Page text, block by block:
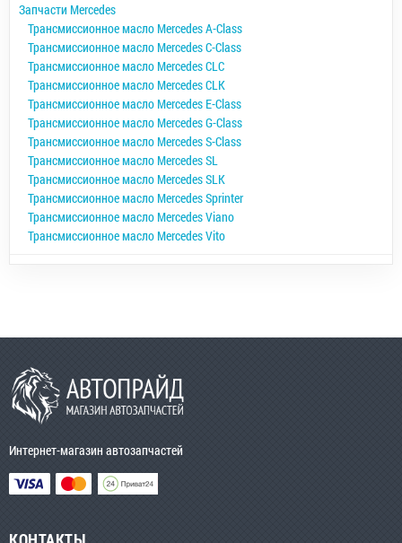
Запчасти Mercedes
Трансмиссионное масло Mercedes A-Class
Трансмиссионное масло Mercedes C-Class
Трансмиссионное масло Mercedes CLC
Трансмиссионное масло Mercedes CLK
Трансмиссионное масло Mercedes E-Class
Трансмиссионное масло Mercedes G-Class
Трансмиссионное масло Mercedes S-Class
Трансмиссионное масло Mercedes SL
Трансмиссионное масло Mercedes SLK
Трансмиссионное масло Mercedes Sprinter
Трансмиссионное масло Mercedes Viano
Трансмиссионное масло Mercedes Vito
Интернет-магазин автозапчастей